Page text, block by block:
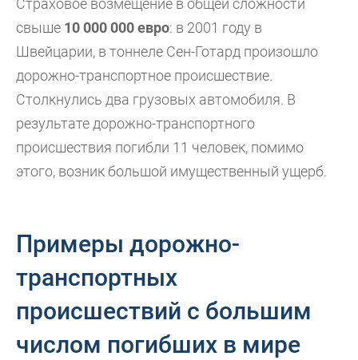
Страховое возмещение в общей сложности
свыше 10 000 000 евро: в 2001 году в
Швейцарии, в тоннеле Сен-Готард произошло
дорожно-транспортное происшествие.
Столкнулись два грузовых автомобиля. В
результате дорожно-транспортного
происшествия погибли 11 человек, помимо
этого, возник большой имущественный ущерб.
Примеры дорожно-
транспортных
происшествий с большим
числом погибших в мире